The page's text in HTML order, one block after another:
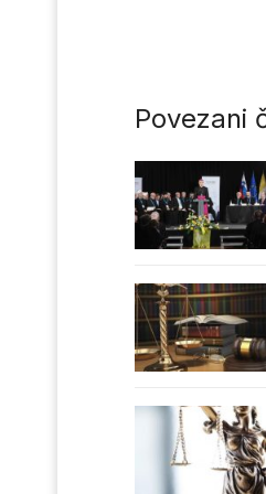
Povezani